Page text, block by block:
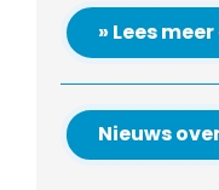
» Lees meer
Nieuws